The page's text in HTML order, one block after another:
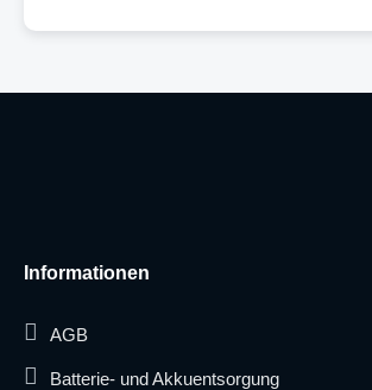
Informationen
AGB
Batterie- und Akkuentsorgung